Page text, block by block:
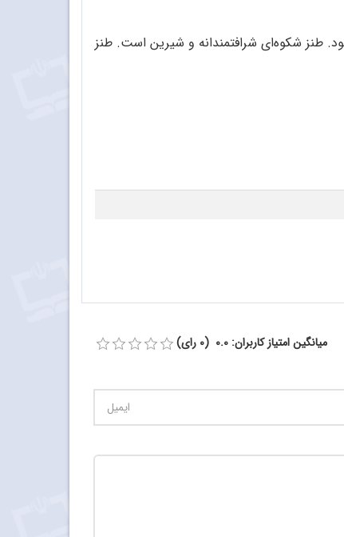
طنز شکوه‌ای شرافتمندانه و شیرین است. طنز
میانگین امتیاز کاربران: 0.0 (0 رای)